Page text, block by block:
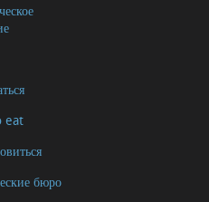
eat
бюро